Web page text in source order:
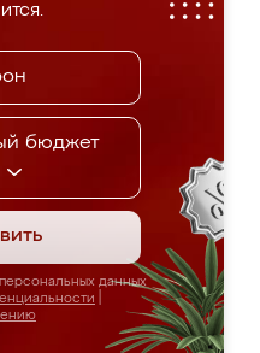
бюджет
данных